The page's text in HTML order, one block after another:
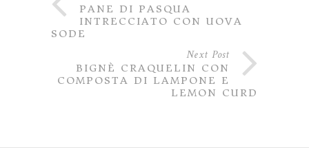
PANE DI PASQUA
INTRECCIATO CON UOVA
SODE
Next Post
BIGNÈ CRAQUELIN CON
COMPOSTA DI LAMPONE E
LEMON CURD